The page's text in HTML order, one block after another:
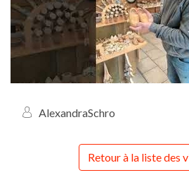
AlexandraSchro
Retour à la liste des